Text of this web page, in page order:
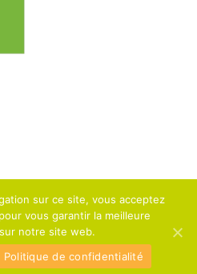
Légales
Politique de
sur ce site, vous acceptez
vous garantir la meilleure
notre site web.
Politique de confidentialité